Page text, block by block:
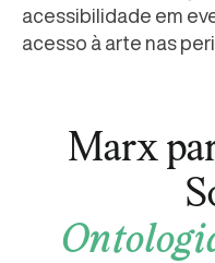
acessibilidade em
acesso à arte nas
Marx